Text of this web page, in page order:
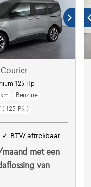
125 Hp
Benzine
( 125 PK )
✓ BTW aftrekbaar
met een
van